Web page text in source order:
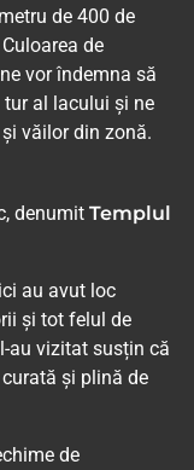
de 400 de
de
vor îndemna să
al lacului și ne
văilor din zonă.
denumit Templul
au avut loc
și tot felul de
au vizitat susțin că
și plină de
de